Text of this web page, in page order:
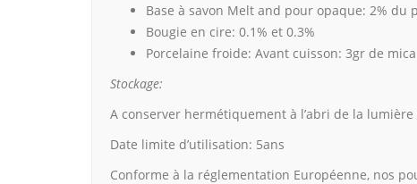
Base à savon Melt and pour opaque: 2% du
Bougie en cire: 0.1% et 0.3%
Porcelaine froide: Avant cuisson: 3gr de
Stockage:
A conserver hermétiquement à l’abri de la
Date limite d’utilisation: 5ans
Conforme à la réglementation Européenne, nos